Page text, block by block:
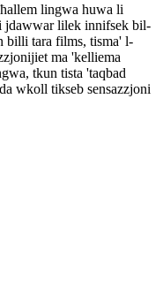
lingwa huwa li
jdawwar lilek innifsek bil-
billi tara films, tisma' l-
ma 'kelliema
tkun tista 'taqbad
wkoll tikseb sensazzjoni